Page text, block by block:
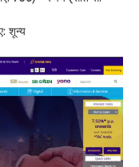
शून्य